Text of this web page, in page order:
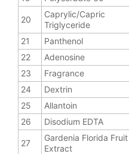
20
Caprylic/Capric
Triglyceride
21 Panthenol
22
Adenosine
23
Fragrance
24
Dextrin
25
Allantoin
26
Disodium EDTA
27
Gardenia Florida Fruit
Extract